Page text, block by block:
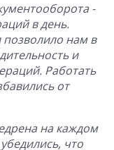
-
в день.
позволило нам в
и
Работать
от
на каждом
что